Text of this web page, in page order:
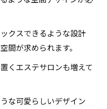
クスできるような設計
間が求められます。
くエステサロンも増えて
な可愛らしいデザイン